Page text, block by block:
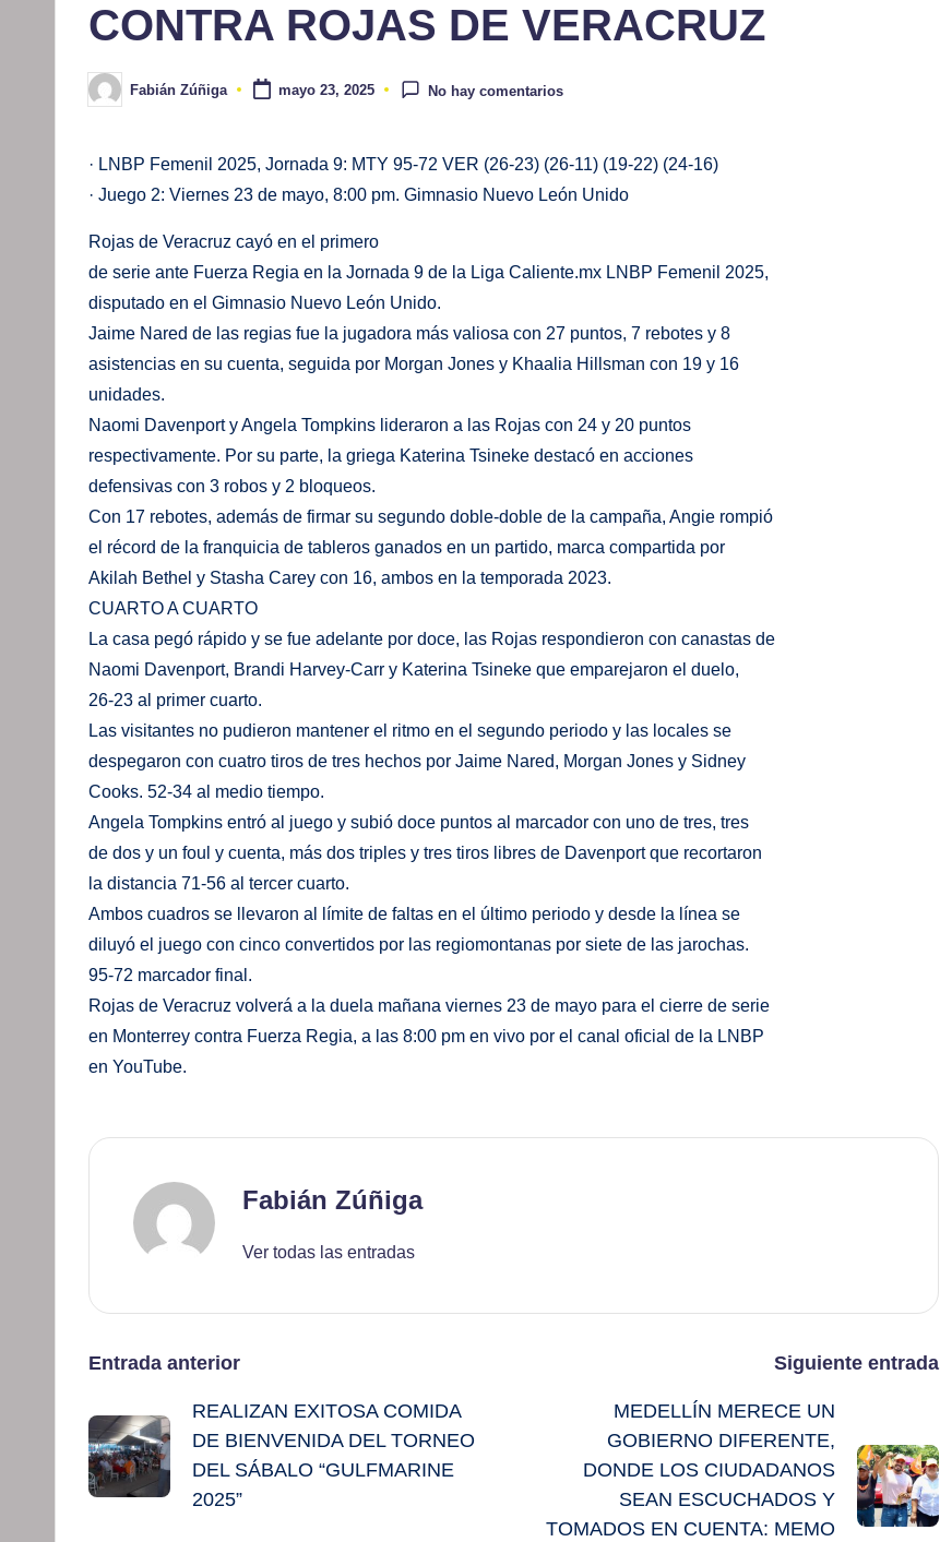
CONTRA ROJAS DE VERACRUZ
PublicadoFabián Zúñiga mayo 23, 2025 No hay comentarios
· LNBP Femenil 2025, Jornada 9: MTY 95-72 VER (26-23) (26-11) (19-22) (24-16)
· Juego 2: Viernes 23 de mayo, 8:00 pm. Gimnasio Nuevo León Unido
Rojas de Veracruz cayó en el primero
de serie ante Fuerza Regia en la Jornada 9 de la Liga Caliente.mx LNBP Femenil 2025,
disputado en el Gimnasio Nuevo León Unido.
Jaime Nared de las regias fue la jugadora más valiosa con 27 puntos, 7 rebotes y 8
asistencias en su cuenta, seguida por Morgan Jones y Khaalia Hillsman con 19 y 16
unidades.
Naomi Davenport y Angela Tompkins lideraron a las Rojas con 24 y 20 puntos
respectivamente. Por su parte, la griega Katerina Tsineke destacó en acciones
defensivas con 3 robos y 2 bloqueos.
Con 17 rebotes, además de firmar su segundo doble-doble de la campaña, Angie rompió
el récord de la franquicia de tableros ganados en un partido, marca compartida por
Akilah Bethel y Stasha Carey con 16, ambos en la temporada 2023.
CUARTO A CUARTO
La casa pegó rápido y se fue adelante por doce, las Rojas respondieron con canastas de
Naomi Davenport, Brandi Harvey-Carr y Katerina Tsineke que emparejaron el duelo,
26-23 al primer cuarto.
Las visitantes no pudieron mantener el ritmo en el segundo periodo y las locales se
despegaron con cuatro tiros de tres hechos por Jaime Nared, Morgan Jones y Sidney
Cooks. 52-34 al medio tiempo.
Angela Tompkins entró al juego y subió doce puntos al marcador con uno de tres, tres
de dos y un foul y cuenta, más dos triples y tres tiros libres de Davenport que recortaron
la distancia 71-56 al tercer cuarto.
Ambos cuadros se llevaron al límite de faltas en el último periodo y desde la línea se
diluyó el juego con cinco convertidos por las regiomontanas por siete de las jarochas.
95-72 marcador final.
Rojas de Veracruz volverá a la duela mañana viernes 23 de mayo para el cierre de serie
en Monterrey contra Fuerza Regia, a las 8:00 pm en vivo por el canal oficial de la LNBP
en YouTube.
Fabián Zúñiga
Ver todas las entradas
Navegación
de
entradas
Entrada anterior
REALIZAN EXITOSA COMIDA
DE BIENVENIDA DEL TORNEO
DEL SÁBALO “GULFMARINE
2025”
Siguiente entrada
MEDELLÍN MERECE UN
GOBIERNO DIFERENTE,
DONDE LOS CIUDADANOS
SEAN ESCUCHADOS Y
TOMADOS EN CUENTA: MEMO